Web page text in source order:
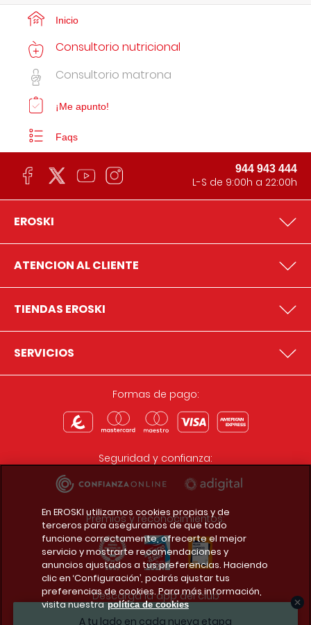
A tu lado en cada nueva etapa
Inicio
Consultorio nutricional
Consultorio matrona
¡Me apunto!
Faqs
944 943 444
L-S de 9:00h a 22:00h
EROSKI
ATENCION AL CLIENTE
TIENDAS EROSKI
SERVICIOS
Formas de pago:
Seguridad y confianza:
Premios y reconocimientos:
Descarga la app del club
En EROSKI utilizamos cookies propias y de
terceros para asegurarnos de que todo
funcione correctamente, ofrecerte el mejor
servicio y mostrarte recomendaciones y
anuncios ajustados a tus preferencias. Haciendo
clic en ‘Configuración’, podrás ajustar tus
preferencias de cookies. Para más información,
visita nuestra política de cookies